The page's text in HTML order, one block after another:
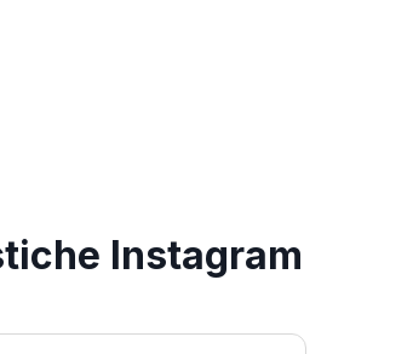
Instagram